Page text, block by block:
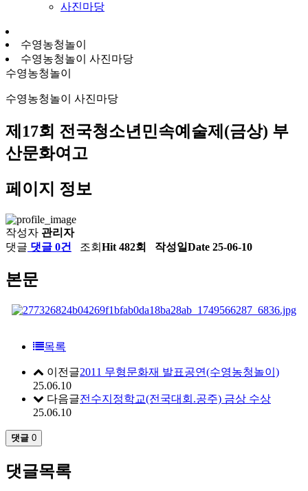
사진마당
수영농청놀이
수영농청놀이 사진마당
수영농청놀이
수영농청놀이 사진마당
제17회 전국청소년민속예술제(금상) 부
산문화여고
페이지 정보
작성자 관리자
댓글 댓글 0건 조회 Hit 482회 작성일Date 25-06-10
본문
목록
이전글2011 무형문화재 발표공연(수영농청놀이)
25.06.10
다음글전수지정학교(전국대회.공주) 금상 수상
25.06.10
댓글 0
댓글목록